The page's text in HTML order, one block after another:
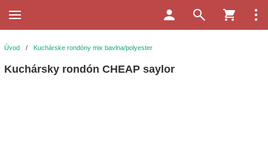
Úvod / Kuchárske rondóny mix bavlna/polyester
Kuchársky rondón CHEAP saylor